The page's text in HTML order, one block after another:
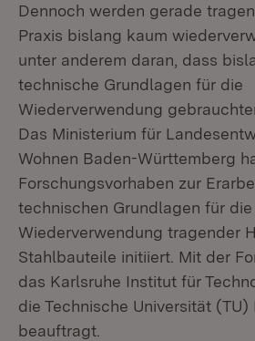
Dennoch werden gerade
Praxis bislang kaum
unter anderem daran, dass
technische Grundlagen für die
Wiederverwendung
Das Ministerium für
Wohnen Baden-Württemberg
Forschungsvorhaben zur
technischen Grundlagen für die
Wiederverwendung tragender
Stahlbauteile initiiert. Mit der
das Karlsruhe Institut für
die Technische Universität (TU)
beauftragt.